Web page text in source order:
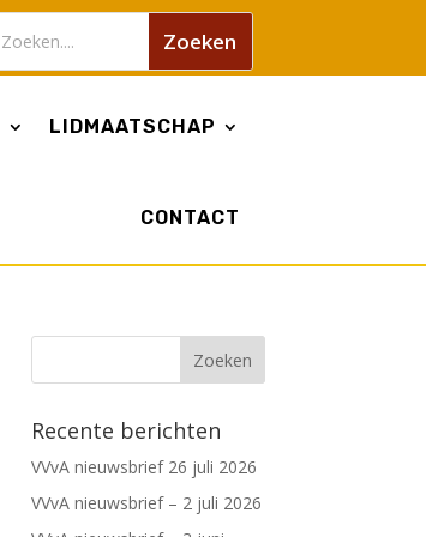
LIDMAATSCHAP
CONTACT
Recente berichten
VVvA nieuwsbrief 26 juli 2026
VVvA nieuwsbrief – 2 juli 2026